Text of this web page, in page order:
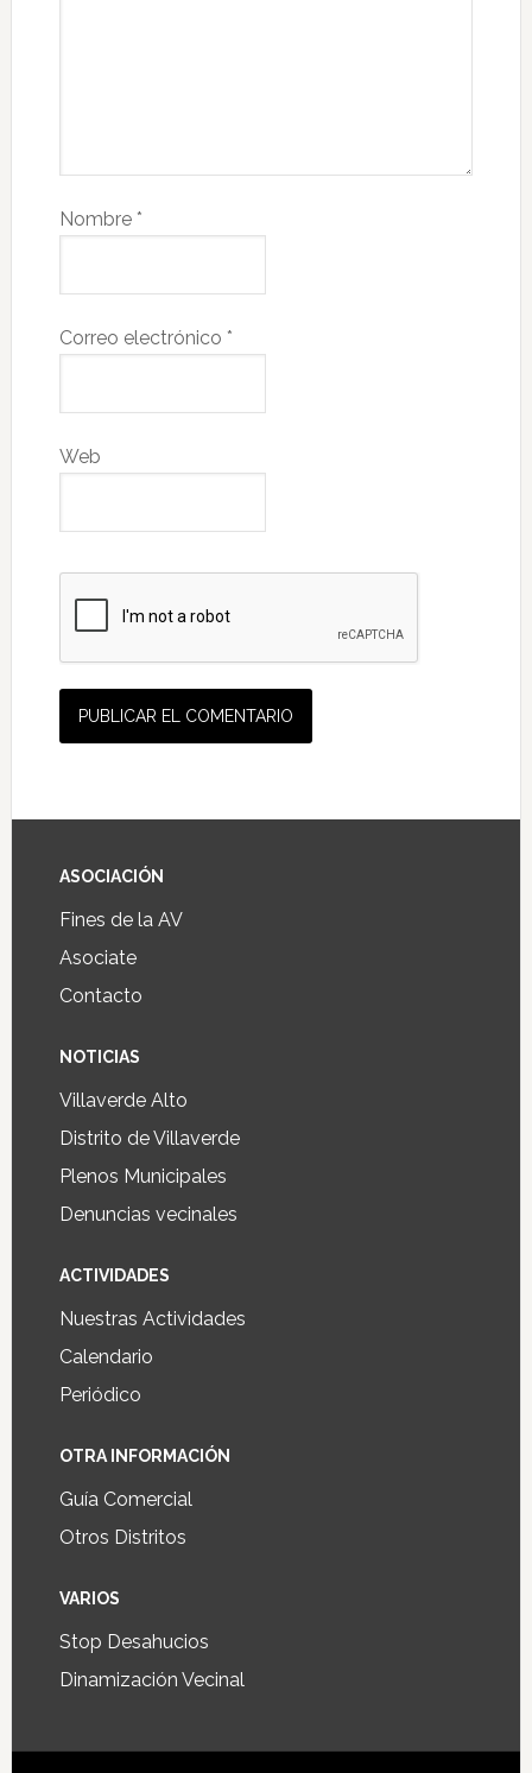
Nombre *
Correo electrónico *
Web
ASOCIACIÓN
Fines de la AV
Asociate
Contacto
NOTICIAS
Villaverde Alto
Distrito de Villaverde
Plenos Municipales
Denuncias vecinales
ACTIVIDADES
Nuestras Actividades
Calendario
Periódico
OTRA INFORMACIÓN
Guía Comercial
Otros Distritos
VARIOS
Stop Desahucios
Dinamización Vecinal